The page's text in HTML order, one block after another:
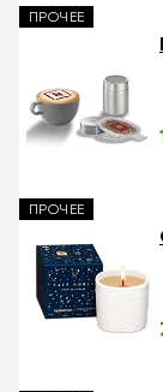
ПРОЧЕЕ
ПРОЧЕЕ